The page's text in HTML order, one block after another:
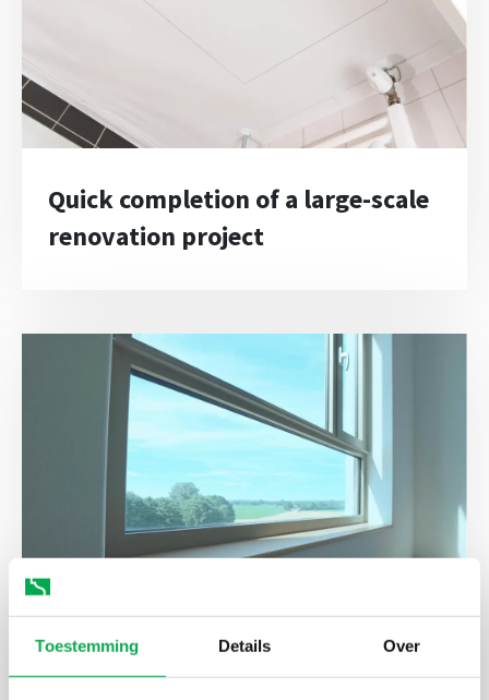
Toestemming Details Over
Quick completion of a large-scale
renovation project